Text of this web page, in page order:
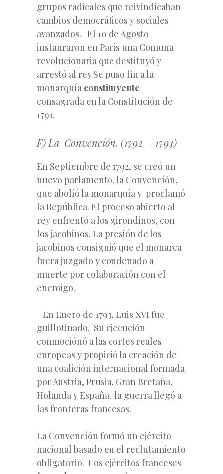
grupos radicales que reivindicaban
cambios democráticos y sociales
avanzados. El 10 de Agosto
instauraron en París una Comuna
revolucionaria que destituyó y
arrestó al rey.Se puso fin a la
monarquía constituyente
consagrada en la Constitución de
1791.
F) La Convencíón. (1792 – 1794)
En Septiembre de 1792, se creó un
nuevo parlamento, la Convencíón,
que abolíó la monarquía y proclamó
la República. El proceso abierto al
rey enfrentó a los girondinos, con
los jacobinos. La presión de los
jacobinos consiguió que el monarca
fuera juzgado y condenado a
muerte por colaboración con el
enemigo.
En Enero de 1793, Luis XVI fue
guillotinado. Su ejecución
conmociónó a las cortes reales
europeas y propició la creación de
una coalición internacional formada
por Austria, Prusia, Gran Bretaña,
Holanda y España. la guerra llegó a
las fronteras francesas.
La Convencíón formó un ejército
nacional basado en el reclutamiento
obligatorio. Los ejércitos franceses